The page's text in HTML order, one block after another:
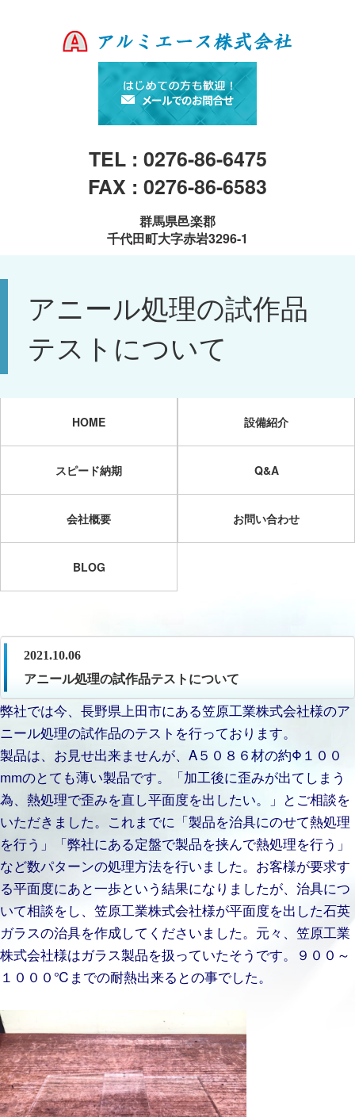
TEL : 0276-86-6475
FAX : 0276-86-6583
群馬県邑楽郡
千代田町大字赤岩3296-1
アニール処理の試作品
テストについて
HOME 設備紹介
スピード納期 Q&A
会社概要 お問い合わせ
BLOG
2021.10.06
アニール処理の試作品テストについて
弊社では今、長野県上田市にある笠原工業株式会社様のア
ニール処理の試作品のテストを行っております。
製品は、お見せ出来ませんが、A５０８６材の約Φ１００
mmのとても薄い製品です。「加工後に歪みが出てしまう
為、熱処理で歪みを直し平面度を出したい。」とご相談を
いただきました。これまでに「製品を治具にのせて熱処理
を行う」「弊社にある定盤で製品を挟んで熱処理を行う」
など数パターンの処理方法を行いました。お客様が要求す
る平面度にあと一歩という結果になりましたが、治具につ
いて相談をし、笠原工業株式会社様が平面度を出した石英
ガラスの治具を作成してくださいました。元々、笠原工業
株式会社様はガラス製品を扱っていたそうです。９００～
１０００℃までの耐熱出来るとの事でした。